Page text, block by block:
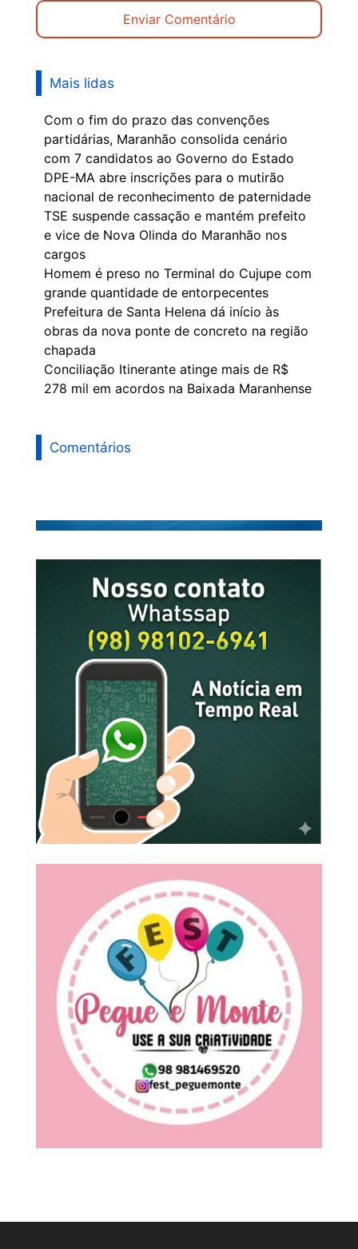
Mais lidas
Com o fim do prazo das convenções
partidárias, Maranhão consolida cenário
com 7 candidatos ao Governo do Estado
DPE-MA abre inscrições para o mutirão
nacional de reconhecimento de paternidade
TSE suspende cassação e mantém prefeito
e vice de Nova Olinda do Maranhão nos
cargos
Homem é preso no Terminal do Cujupe com
grande quantidade de entorpecentes
Prefeitura de Santa Helena dá início às
obras da nova ponte de concreto na região
chapada
Conciliação Itinerante atinge mais de R$
278 mil em acordos na Baixada Maranhense
Comentários